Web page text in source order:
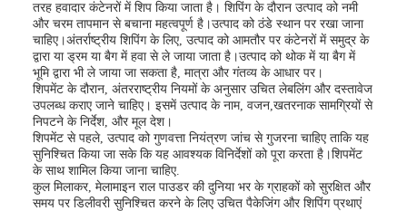
तरह हवादार कंटेनरों में शिप किया जाता है। शिपिंग के दौरान उत्पाद को नमी
और चरम तापमान से बचाना महत्वपूर्ण है।उत्पाद को ठंडे स्थान पर रखा जाना
चाहिए।अंतर्राष्ट्रीय शिपिंग के लिए, उत्पाद को आमतौर पर कंटेनरों में समुद्र के
द्वारा या ड्रम या बैग में हवा से ले जाया जाता है।उत्पाद को थोक में या बैग में
भूमि द्वारा भी ले जाया जा सकता है, मात्रा और गंतव्य के आधार पर।
शिपमेंट के दौरान, अंतरराष्ट्रीय नियमों के अनुसार उचित लेबलिंग और दस्तावेज
उपलब्ध कराए जाने चाहिए। इसमें उत्पाद के नाम, वजन,खतरनाक सामग्रियों से
निपटने के निर्देश, और मूल देश।
शिपमेंट से पहले, उत्पाद को गुणवत्ता नियंत्रण जांच से गुजरना चाहिए ताकि यह
सुनिश्चित किया जा सके कि यह आवश्यक विनिर्देशों को पूरा करता है।शिपमेंट
के साथ शामिल किया जाना चाहिए.
कुल मिलाकर, मेलामाइन राल पाउडर की दुनिया भर के ग्राहकों को सुरक्षित और
समय पर डिलीवरी सुनिश्चित करने के लिए उचित पैकेजिंग और शिपिंग प्रथाएं